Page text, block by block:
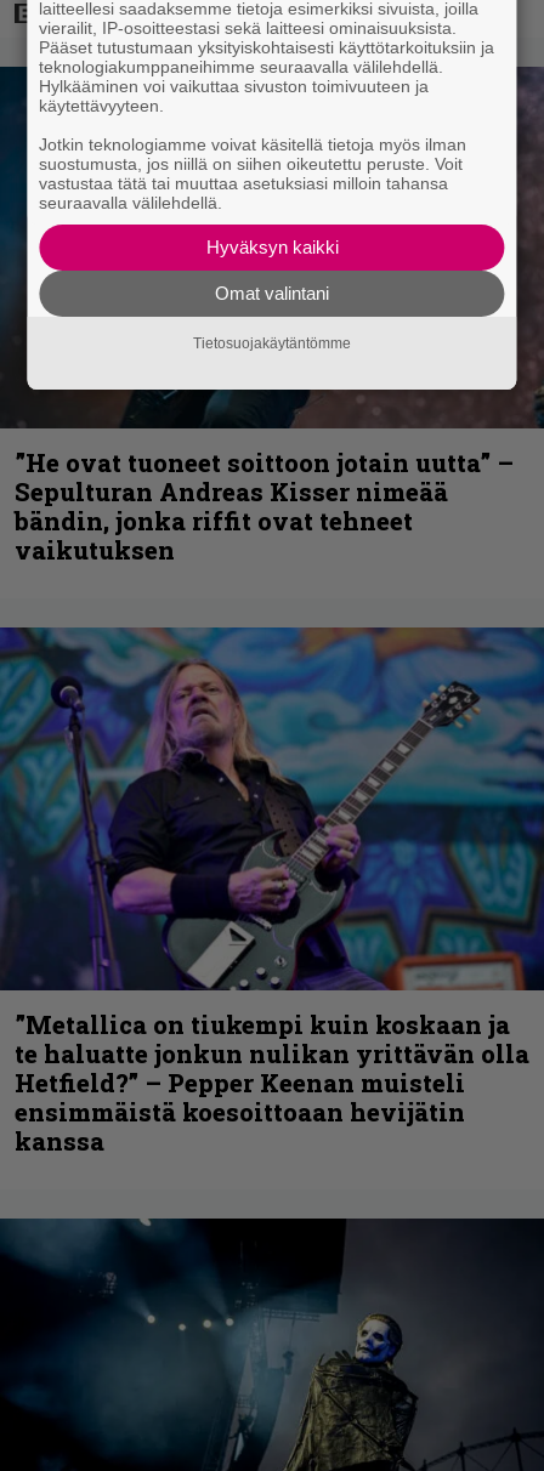
”He ovat tuoneet soittoon jotain uutta” –
Sepulturan Andreas Kisser nimeää
bändin, jonka riffit ovat tehneet
vaikutuksen
”Metallica on tiukempi kuin koskaan ja
te haluatte jonkun nulikan yrittävän olla
Hetfield?” – Pepper Keenan muisteli
ensimmäistä koesoittoaan hevijätin
kanssa
laitteellesi saadaksemme tietoja esimerkiksi sivuista, joilla
vierailit, IP-osoitteestasi sekä laitteesi ominaisuuksista.
Pääset tutustumaan yksityiskohtaisesti käyttötarkoituksiin ja
teknologiakumppaneihimme seuraavalla välilehdellä.
Hylkääminen voi vaikuttaa sivuston toimivuuteen ja
käytettävyyteen.
Jotkin teknologiamme voivat käsitellä tietoja myös ilman
suostumusta, jos niillä on siihen oikeutettu peruste. Voit
vastustaa tätä tai muuttaa asetuksiasi milloin tahansa
seuraavalla välilehdellä.
Hyväksyn kaikki
Omat valintani
Tietosuojakäytäntömme